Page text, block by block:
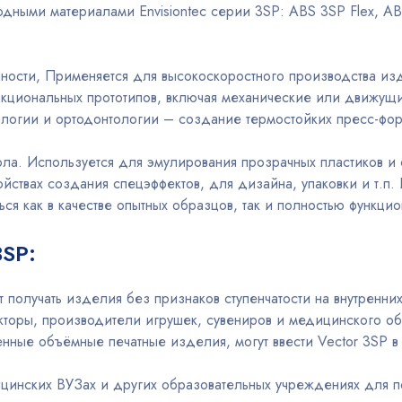
материалами Envisiontec серии 3SP: ABS 3SP Flex,
Применяется для высокоскоростного производства
прототипов, включая механические или
и ортодонтологии – создание термостойких пресс-
Используется для эмулирования прозрачных пластиков
создания спецэффектов, для дизайна, упаковки и
как в качестве опытных образцов, так и полностью
изделия без признаков ступенчатости на
производители игрушек, сувениров и медицинского
объёмные печатные изделия, могут ввести Vector 3SP
ВУЗах и других образовательных учреждениях